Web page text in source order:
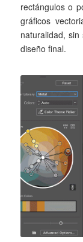
rectángulos o
gráficos
naturalidad,
diseño final.